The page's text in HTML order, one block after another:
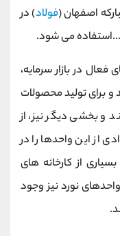
اصفهان (فولاد) در
می شود.
در بازار سرمایه،
و برای تولید محصولات
بخشی دیگر نیز، از
از این واحدها را در
از کارخانه های
نورد نیز وجود